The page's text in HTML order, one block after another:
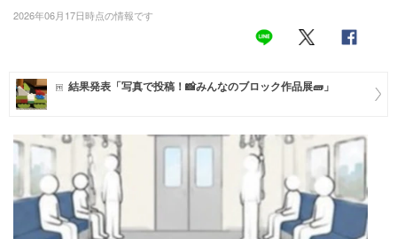
美容・ファッション
住まい
マネー
トレンド・イベント
2026年06月17日時点の情報です
結果発表「写真で投稿！📸みんなのブロック作品展🧱」